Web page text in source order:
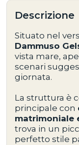
Descrizione
Situato nel
Dammuso
vista mare,
scenari
giornata.
La struttura è
principale con
matrimoniale
trova in un
perfetto stile